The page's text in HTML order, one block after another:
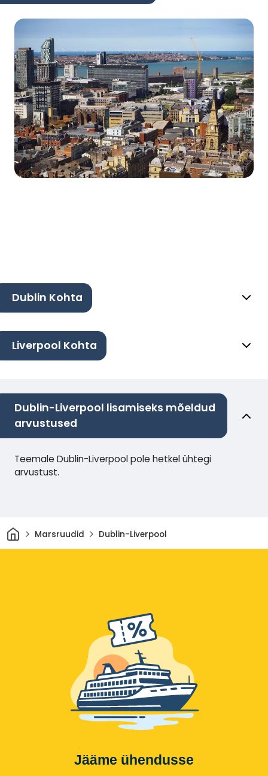
Dublin Kohta
Liverpool Kohta
Dublin-Liverpool lisamiseks mõeldud
arvustused
Teemale Dublin-Liverpool pole hetkel ühtegi
arvustust.
Avaleht
Marsruudid Dublin-Liverpool
Jääme ühendusse